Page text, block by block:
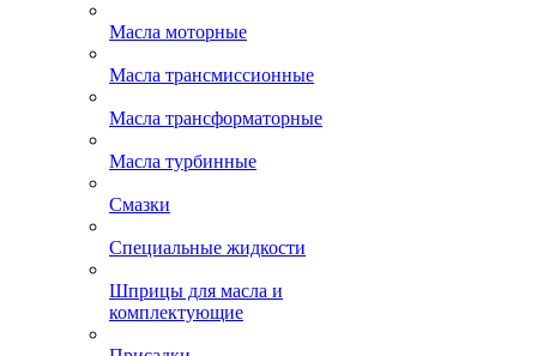
Масла моторные
Масла трансмиссионные
Масла трансформаторные
Масла турбинные
Смазки
Специальные жидкости
Шприцы для масла и
комплектующие